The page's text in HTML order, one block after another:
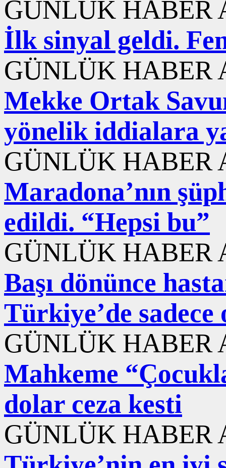
GÜNLÜK HABER
İlk sinyal geldi.
GÜNLÜK HABER
Mekke Ortak
yönelik iddialara
GÜNLÜK HABER
Maradona’nın
edildi. “Hepsi bu”
GÜNLÜK HABER
Başı dönünce
Türkiye’de sadece
GÜNLÜK HABER
Mahkeme
dolar ceza kesti
GÜNLÜK HABER